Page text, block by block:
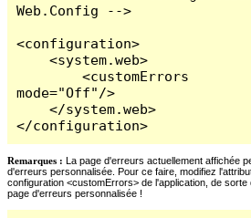
Web.Config -->
<configuration>
    <system.web>
        <customErrors
mode="Off"/>
    </system.web>
</configuration>
Remarques : La page d'erreurs actuellement affichée
d'erreurs personnalisée. Pour ce faire, modifiez
configuration <customErrors> de l'application, de
page d'erreurs personnalisée !